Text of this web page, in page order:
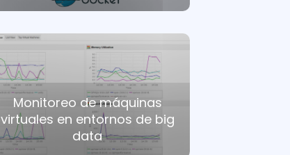
Monitoreo de máquinas
virtuales en entornos de big
data